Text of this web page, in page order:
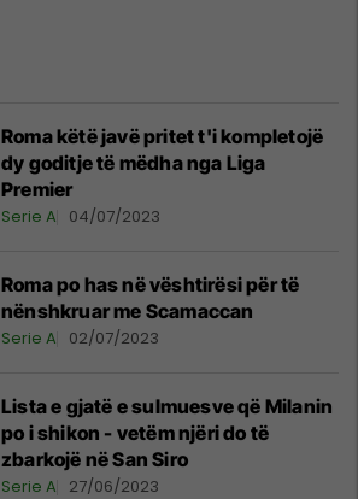
Roma këtë javë pritet t'i kompletojë
dy goditje të mëdha nga Liga
Premier
Serie A 04/07/2023
Roma po has në vështirësi për të
nënshkruar me Scamaccan
Serie A 02/07/2023
Lista e gjatë e sulmuesve që Milanin
po i shikon - vetëm njëri do të
zbarkojë në San Siro
Serie A 27/06/2023